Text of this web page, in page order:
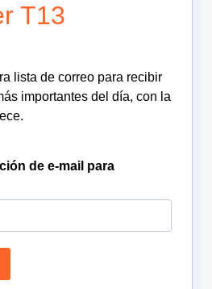
T13
lista de correo para recibir
importantes del día, con la
de e-mail para